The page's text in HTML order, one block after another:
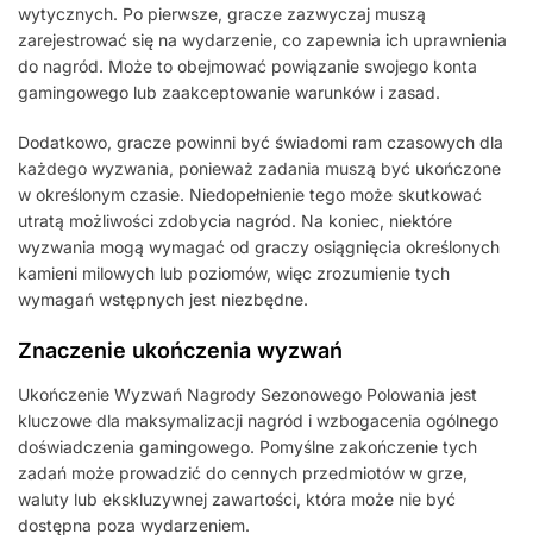
wytycznych. Po pierwsze, gracze zazwyczaj muszą
zarejestrować się na wydarzenie, co zapewnia ich uprawnienia
do nagród. Może to obejmować powiązanie swojego konta
gamingowego lub zaakceptowanie warunków i zasad.
Dodatkowo, gracze powinni być świadomi ram czasowych dla
każdego wyzwania, ponieważ zadania muszą być ukończone
w określonym czasie. Niedopełnienie tego może skutkować
utratą możliwości zdobycia nagród. Na koniec, niektóre
wyzwania mogą wymagać od graczy osiągnięcia określonych
kamieni milowych lub poziomów, więc zrozumienie tych
wymagań wstępnych jest niezbędne.
Znaczenie ukończenia wyzwań
Ukończenie Wyzwań Nagrody Sezonowego Polowania jest
kluczowe dla maksymalizacji nagród i wzbogacenia ogólnego
doświadczenia gamingowego. Pomyślne zakończenie tych
zadań może prowadzić do cennych przedmiotów w grze,
waluty lub ekskluzywnej zawartości, która może nie być
dostępna poza wydarzeniem.